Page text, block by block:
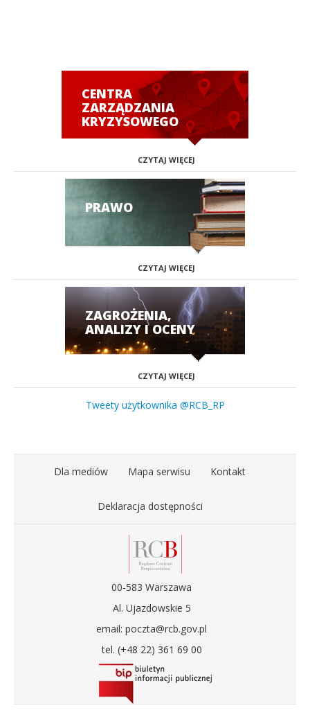
CENTRA
ZARZĄDZANIA
KRYZYSOWEGO
CZYTAJ WIĘCEJ
PRAWO
CZYTAJ WIĘCEJ
ZAGROŻENIA,
ANALIZY I OCENY
CZYTAJ WIĘCEJ
Tweety użytkownika @RCB_RP
Dla mediów Mapa serwisu Kontakt
Deklaracja dostępności
00-583 Warszawa
Al. Ujazdowskie 5
email: poczta@rcb.gov.pl
tel. (+48 22) 361 69 00